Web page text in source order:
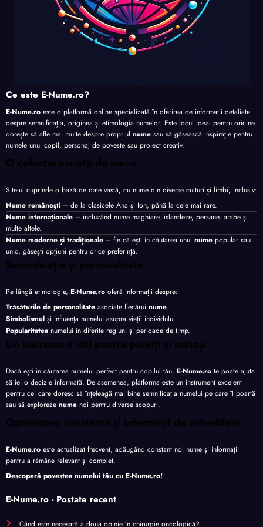
Ce este E-Nume.ro?
E-Nume.ro este o platformă online specializată în oferirea de informații detaliate
despre semnificația, originea și etimologia numelor. Este locul ideal pentru oricine
dorește să afle mai multe despre propriul nume sau să găsească inspirație pentru
numele unui copil, personaj de poveste sau proiect creativ.
O colecție variată de nume
Site-ul cuprinde o bază de date vastă, cu nume din diverse culturi și limbi, inclusiv:
Nume românești – de la clasicele Ana și Ion, până la cele mai rare.
Nume internaționale – incluzând nume maghiare, islandeze, persane, arabe și
multe altele.
Nume moderne și tradiționale – fie că ești în căutarea unui nume popular sau
unic, găsești opțiuni pentru orice preferință.
Semnificație și personalitate
Pe lângă etimologie, E-Nume.ro oferă informații despre:
Trăsăturile de personalitate asociate fiecărui nume.
Simbolismul și influența numelui asupra vieții individului.
Popularitatea numelui în diferite regiuni și perioade de timp.
Un instrument util pentru părinți și curioși
Dacă ești în căutarea numelui perfect pentru copilul tău, E-Nume.ro te poate ajuta
să iei o decizie informată. De asemenea, platforma este un instrument excelent
pentru cei care doresc să înțeleagă mai bine semnificația numelui pe care îl poartă
sau să exploreze nume noi pentru diverse scopuri.
Optimizare constantă și informații de actualitate
E-Nume.ro este actualizat frecvent, adăugând constant noi nume și informații
pentru a rămâne relevant și complet.
Descoperă povestea numelui tău cu E-Nume.ro!
E-Nume.ro - Postate recent
Când este necesară a doua opinie în chirurgie oncologică?